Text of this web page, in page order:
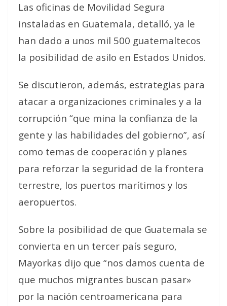
Las oficinas de Movilidad Segura
instaladas en Guatemala, detalló, ya le
han dado a unos mil 500 guatemaltecos
la posibilidad de asilo en Estados Unidos.
Se discutieron, además, estrategias para
atacar a organizaciones criminales y a la
corrupción “que mina la confianza de la
gente y las habilidades del gobierno”, así
como temas de cooperación y planes
para reforzar la seguridad de la frontera
terrestre, los puertos marítimos y los
aeropuertos.
Sobre la posibilidad de que Guatemala se
convierta en un tercer país seguro,
Mayorkas dijo que “nos damos cuenta de
que muchos migrantes buscan pasar»
por la nación centroamericana para